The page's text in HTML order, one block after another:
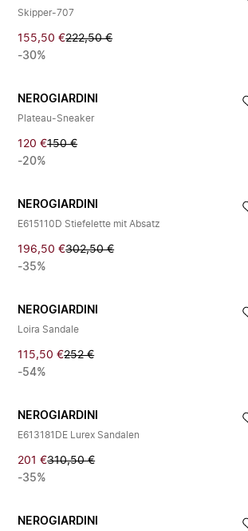
Skipper-707
155,50 €222,50 €
-30%
NEROGIARDINI
Plateau-Sneaker
120 €150 €
-20%
NEROGIARDINI
E615110D Stiefelette mit Absatz
196,50 €302,50 €
-35%
NEROGIARDINI
Loira Sandale
115,50 €252 €
-54%
NEROGIARDINI
E613181DE Lurex Sandalen
201 €310,50 €
-35%
NEROGIARDINI